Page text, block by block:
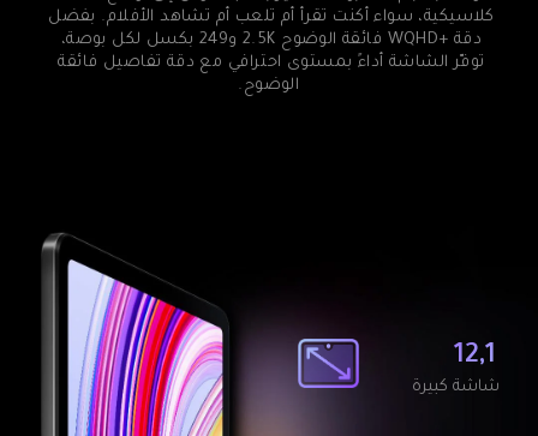
كلاسيكية، سواء أكنت تقرأ أم تلعب أم تشاهد الأفلام. بفضل
دقة WQHD+‎ فائقة الوضوح 2.5K و249 بكسل لكل بوصة،
توفّر الشاشة أداءً بمستوى احترافي مع دقة تفاصيل فائقة
الوضوح.
12,1
شاشة كبيرة